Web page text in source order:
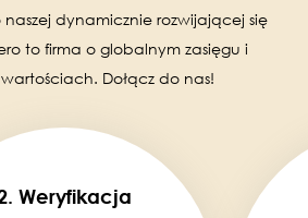
dynamicznie rozwijającej się
to firma o globalnym zasięgu i
Dołącz do nas!
Weryfikacja